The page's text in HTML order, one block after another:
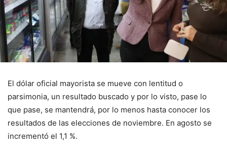
El dólar oficial mayorista se mueve con lentitud o
parsimonia, un resultado buscado y por lo visto, pase lo
que pase, se mantendrá, por lo menos hasta conocer los
resultados de las elecciones de noviembre. En agosto se
incrementó el 1,1 %.